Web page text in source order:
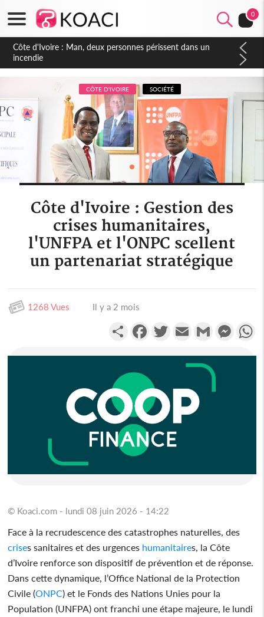
0
Côte d'Ivoire : Séileu, la célébration de la fête nationale
transformée en vaste campagne contre les produits
dépigmentants dangereux
CÔTE D'IVOIRE SOCIÉTÉ
Côte d'Ivoire : Gestion des
crises humanitaires,
l'UNFPA et l'ONPC scellent
un partenariat stratégique
1268 Vues Il y a 2 mois
PartagerFacebookTwitterEmail Gmail
© Koaci.com - lundi 08 juin 2026 - 14:22
Face à la recrudescence des catastrophes naturelles, des
crises sanitaires et des urgences humanitaires, la Côte
d’Ivoire renforce son dispositif de prévention et de réponse.
Dans cette dynamique, l’Office National de la Protection
Civile (ONPC) et le Fonds des Nations Unies pour la
Population (UNFPA) ont franchi une étape majeure, le lundi